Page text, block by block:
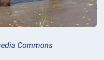
Commons